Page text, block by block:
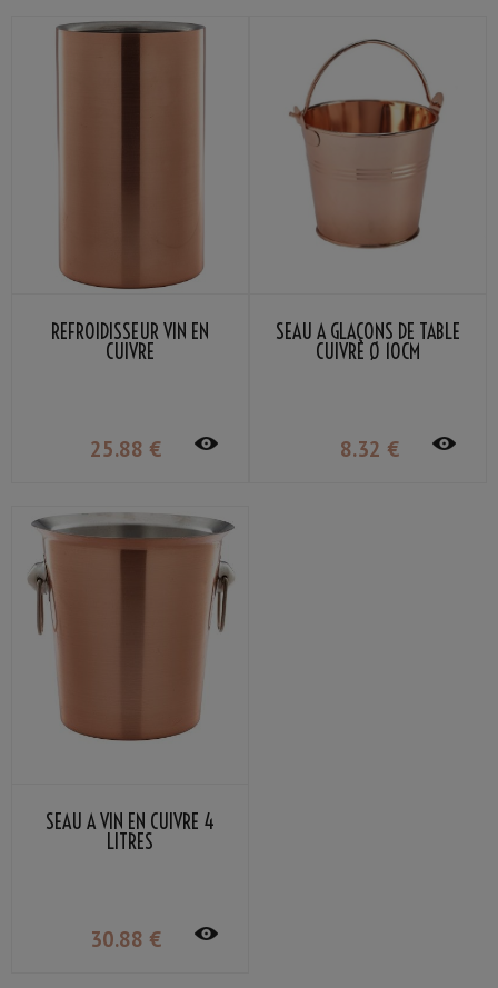
REFROIDISSEUR VIN EN
CUIVRE
25.88 €
SEAU À GLAÇONS DE TABLE
CUIVRE Ø 10CM
8.32 €
SEAU À VIN EN CUIVRE 4
LITRES
30.88 €